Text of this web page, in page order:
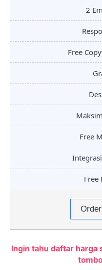
2
Free
Free
Free
Ingin tahu daftar harga